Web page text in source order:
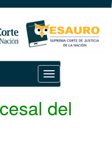
Toggle
navigation
del